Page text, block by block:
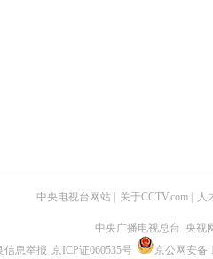
中央电视台网站 关于CCTV.com 人
中央广播电视总台 央视
信息举报 京ICP证060535号 京公网安备